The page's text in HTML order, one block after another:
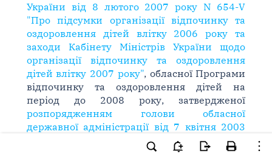
України від 8 лютого 2007 року N 654-V
"Про підсумки організації відпочинку та
оздоровлення дітей влітку 2006 року та
заходи Кабінету Міністрів України щодо
організації відпочинку та оздоровлення
дітей влітку 2007 року", обласної Програми
відпочинку та оздоровлення дітей на
період до 2008 року, затвердженої
розпорядженням голови обласної
державної адміністрації від 7 квітня 2003
, з метою підготовки та
проведення повноцінного та якісного